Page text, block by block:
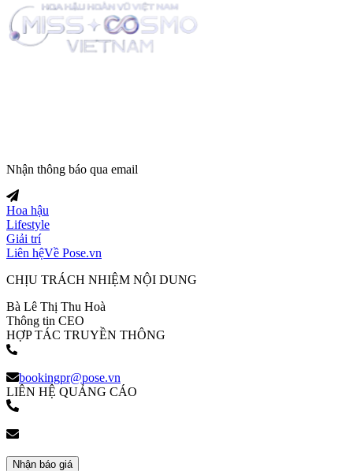
Nhận thông báo qua email
Hoa hậu
Lifestyle
Giải trí
Liên hệVề Pose.vn
CHỊU TRÁCH NHIỆM NỘI DUNG
Bà Lê Thị Thu Hoà
Thông tin CEO
HỢP TÁC TRUYỀN THÔNG
bookingpr@pose.vn
LIÊN HỆ QUẢNG CÁO
Nhận báo giá